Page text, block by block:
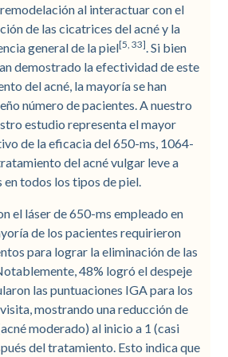
al interactuar con el
de las cicatrices del acné y la
general de la piel[5, 33] . Si bien
demostrado la efectividad de este
del acné, la mayoría se han
número de pacientes. A nuestro
estudio representa el mayor
de la eficacia del 650-ms, 1064-
del acné vulgar leve a
todos los tipos de piel.
el láser de 650-ms empleado en
de los pacientes requirieron
para lograr la eliminación de las
48% logró el despeje
las puntuaciones IGA para los
mostrando una reducción de
moderado) al inicio a 1 (casi
del tratamiento. Esto indica que